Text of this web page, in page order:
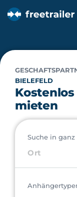
BIELEFELD
mieten
Suche in